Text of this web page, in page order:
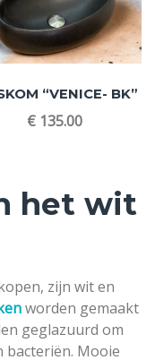
“VENICE- BK”
€ 135.00
het wit
zijn wit en
worden gemaakt
geglazuurd om
bacteriën. Mooie